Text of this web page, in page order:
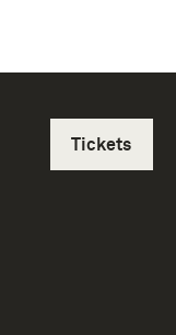
Tickets